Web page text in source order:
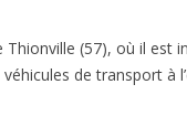
(57), où il est
de transport à